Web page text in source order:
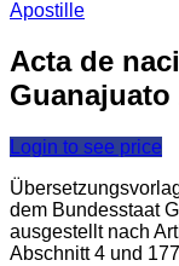
Acta de
Login to see price
dem Bundesstaat
ausgestellt nach
Abschnitt 4 und